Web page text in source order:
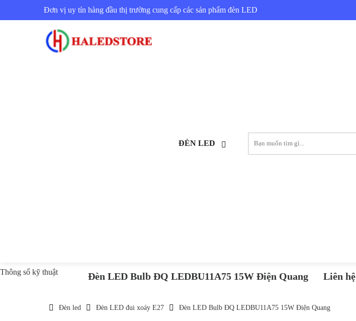
Đơn vị uy tín hàng đầu thị trường cung cấp các sản phẩm đèn LED
ĐÈN LED
Thông số kỹ thuật Đèn LED Bulb ĐQ LEDBU11A75 15W Điện Quang Liên hệ
Đèn led Đèn LED đui xoáy E27 Đèn LED Bulb ĐQ LEDBU11A75 15W Điện Quang